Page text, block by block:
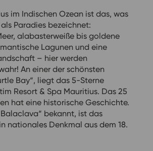
im Indischen Ozean ist das, was
Paradies bezeichnet:
alabasterweiße bis goldene
Lagunen und eine
– hier werden
An einer der schönsten
Bay“, liegt das 5-Sterne
Resort & Spa Mauritius. Das 25
hat eine historische Geschichte.
Balaclava“ bekannt, ist das
nationales Denkmal aus dem 18.